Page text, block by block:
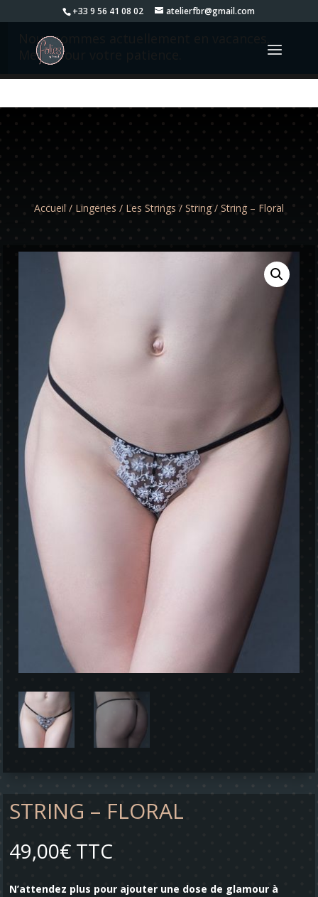
+33 9 56 41 08 02 atelierfbr@gmail.com
Nous sommes actuellement en vacances.
Merci pour votre patience.
Accueil / Lingeries / Les Strings / String/ String – Floral
STRING – FLORAL
49,00€ TTC
N’attendez plus pour ajouter une dose de glamour à